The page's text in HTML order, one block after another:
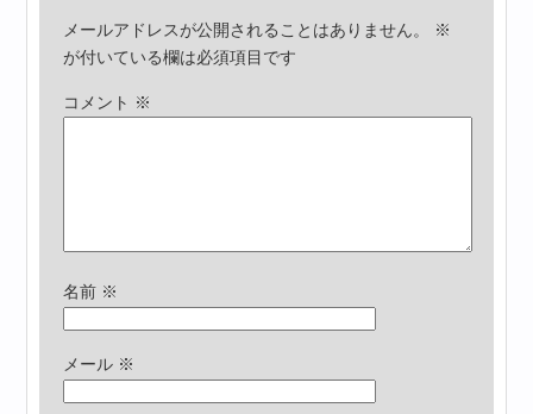
メールアドレスが公開されることはありません。
※
が付いている欄は必須項目です
コメント ※
名前 ※
メール ※